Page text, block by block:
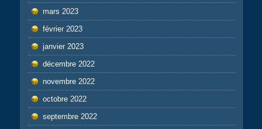
mars 2023
février 2023
janvier 2023
décembre 2022
novembre 2022
octobre 2022
septembre 2022